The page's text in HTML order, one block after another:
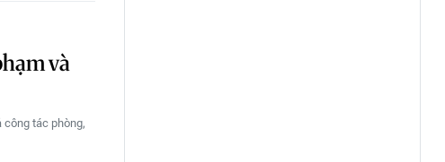
và
công tác phòng,